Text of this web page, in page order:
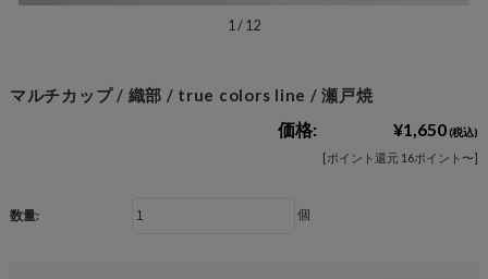
1 /12
マルチカップ / 織部 / true colors line / 瀬戸焼
価格: ¥1,650(税込)
[ポイント還元 16ポイント〜]
数量: 個